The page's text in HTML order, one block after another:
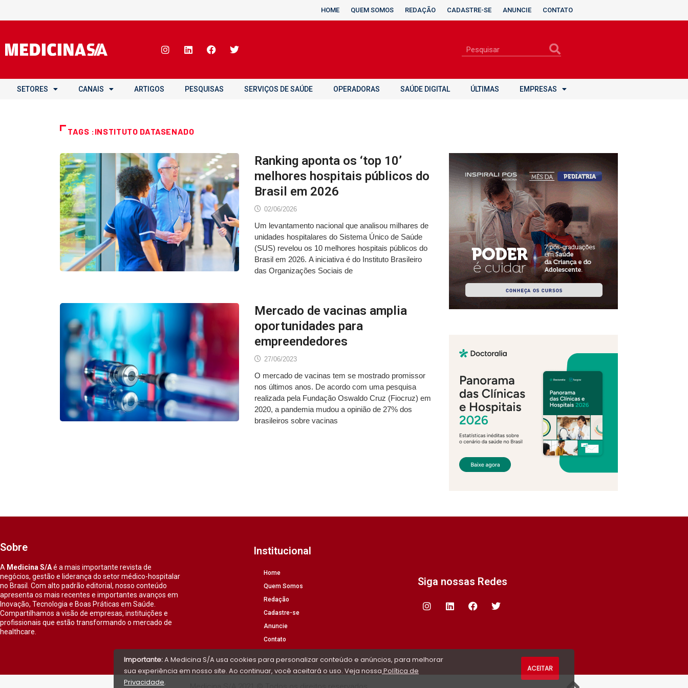
HOME QUEM SOMOS REDAÇÃO CADASTRE-SE ANUNCIE CONTATO
SETORES CANAIS ARTIGOS PESQUISAS SERVIÇOS DE SAÚDE OPERADORAS SAÚDE DIGITAL ÚLTIMAS EMPRESAS
TAGS :INSTITUTO DATASENADO
Ranking aponta os ‘top 10’
melhores hospitais públicos do
Brasil em 2026
02/06/2026
Um levantamento nacional que analisou milhares de
unidades hospitalares do Sistema Único de Saúde
(SUS) revelou os 10 melhores hospitais públicos do
Brasil em 2026. A iniciativa é do Instituto Brasileiro
das Organizações Sociais de
Mercado de vacinas amplia
oportunidades para
empreendedores
27/06/2023
O mercado de vacinas tem se mostrado promissor
nos últimos anos. De acordo com uma pesquisa
realizada pela Fundação Oswaldo Cruz (Fiocruz) em
2020, a pandemia mudou a opinião de 27% dos
brasileiros sobre vacinas
Sobre
A Medicina S/Aé a mais importante revista de
negócios, gestão e liderança do setor médico-hospitalar
no Brasil. Com alto padrão editorial, nosso conteúdo
apresenta os mais recentes e importantes avanços em
Inovação, Tecnologia e Boas Práticas em Saúde.
Compartilhamos a visão de empresas, instituições e
profissionais que estão transformando o mercado de
healthcare.
Institucional
Home
Quem Somos
Redação
Cadastre-se
Anuncie
Contato
Siga nossas Redes
Importante:A Medicina S/A usa cookies para personalizar conteúdo e anúncios, para melhorar
sua experiência em nosso site. Ao continuar, você aceitará o uso. Veja nossa Política de
Privacidade.
ACEITAR